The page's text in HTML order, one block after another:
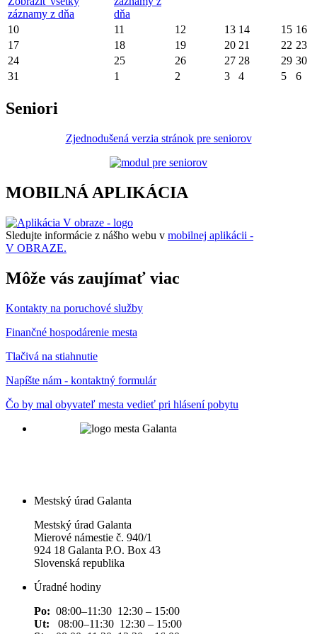
záznamy z dňa
dňa
10 11 12 13 14 15 16
17
18 19 20 21 22 23
24
25 26 27 28 29 30
31
1 2 3 4 5 6
Seniori
Zjednodušená verzia stránok pre seniorov
MOBILNÁ APLIKÁCIA
Sledujte informácie z nášho webu v mobilnej aplikácii -
V OBRAZE.
Môže vás zaujímať viac
Kontakty na poruchové služby
Finančné hospodárenie mesta
Tlačivá na stiahnutie
Napíšte nám - kontaktný formulár
Čo by mal obyvateľ mesta vedieť pri hlásení pobytu
Mestský úrad Galanta
Mestský úrad Galanta
Mierové námestie č. 940/1
924 18 Galanta P.O. Box 43
Slovenská republika
Úradné hodiny
Po: 08:00–11:30 12:30 – 15:00
Ut: 08:00–11:30 12:30 – 15:00